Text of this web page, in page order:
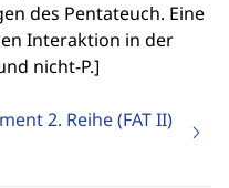
des Pentateuch. Eine
Interaktion in der
nicht-P.]
2. Reihe (FAT II)